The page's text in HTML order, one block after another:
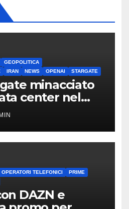
GEOPOLITICA
IRAN NEWS OPENAI STARGATE
minacciato
center nel
OPERATORI TELEFONICI
PRIME
DAZN e